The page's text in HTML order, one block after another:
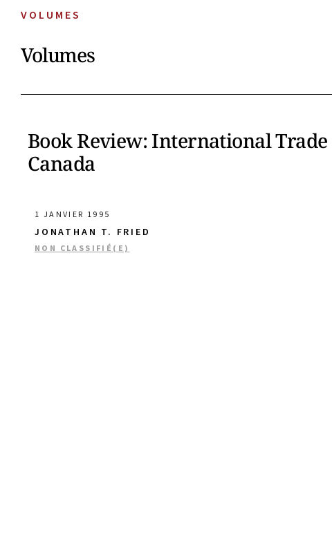
VOLUMES
Volumes
Book Review: International
Canada
1 JANVIER 1995
JONATHAN T. FRIED
NON CLASSIFIÉ(E)